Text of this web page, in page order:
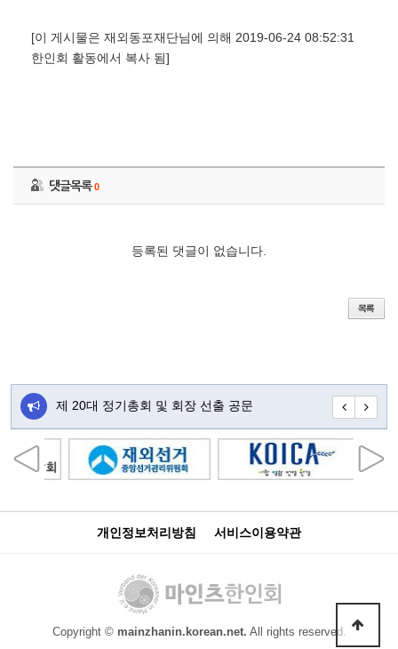
[이 게시물은 재외동포재단님에 의해 2019-06-24 08:52:31
한인회 활동에서 복사 됨]
댓글목록0
등록된 댓글이 없습니다.
제 20대 정기총회 및 회장 선출 공문 초대합니
개인정보처리방침 서비스이용약관
Copyright © mainzhanin.korean.net. All rights reserved.